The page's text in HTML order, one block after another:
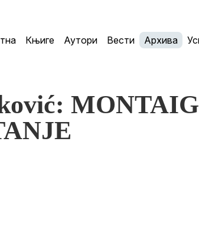
Књиге Аутори Вести Архива